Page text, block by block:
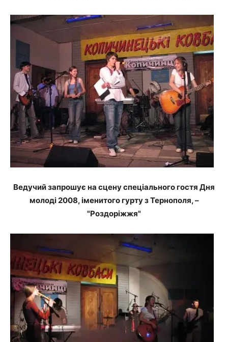
Ведучий запрошує на сцену спеціального гостя Дня
молоді 2008, іменитого гурту з Тернополя, –
"Роздоріжжя"